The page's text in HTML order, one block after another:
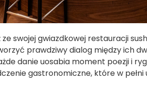
ze swojej gwiazdkowej restauracji
prawdziwy dialog między ich
danie uosabia moment poezji i
gastronomiczne, które w